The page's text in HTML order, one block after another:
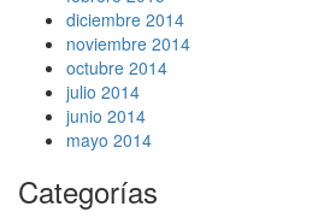
diciembre 2014
noviembre 2014
octubre 2014
julio 2014
junio 2014
mayo 2014
Categorías